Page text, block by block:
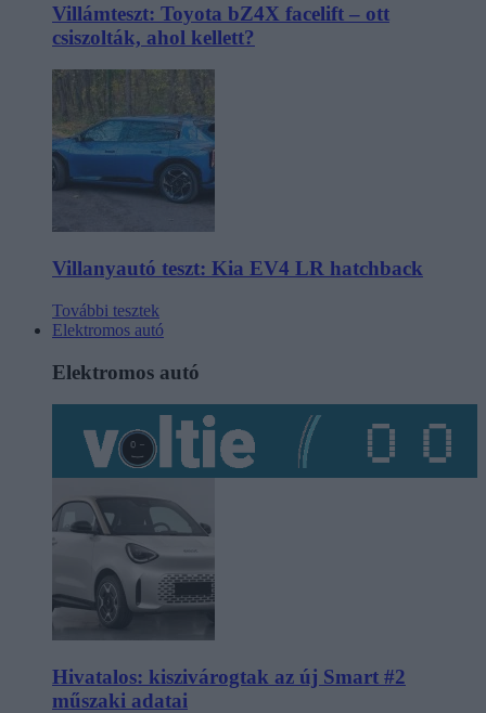
Villámteszt: Toyota bZ4X facelift – ott
csiszolták, ahol kellett?
Villanyautó teszt: Kia EV4 LR hatchback
További tesztek
Elektromos autó
Elektromos autó
Hivatalos: kiszivárogtak az új Smart #2
műszaki adatai